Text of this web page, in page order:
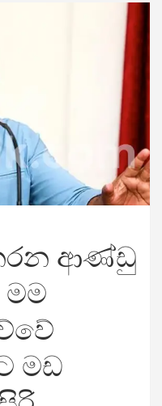
ආණ්ඩු
මම
මඩ